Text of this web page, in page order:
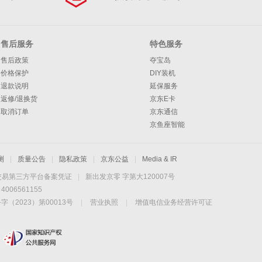
售后服务
售后政策
价格保护
退款说明
返修/退换货
取消订单
特色服务
夺宝岛
DIY装机
延保服务
京东E卡
京东通信
京鱼座智能
质量公告 隐私政策 京东公益 Media & IR
第三方平台备案凭证
新出发京零 字第大120007号
4006561155
（2023）第00013号
营业执照 增值电信业务经营许可证